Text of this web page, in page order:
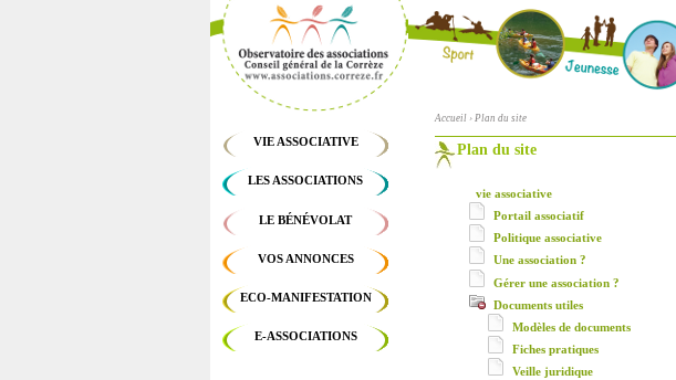
Vous êtes ici
Accueil › Plan du site
Plan du site
vie associative
Portail associatif
Politique associative
Une association ?
Gérer une association ?
Documents utiles
Modèles de documents
Fiches pratiques
Veille juridique
VIE ASSOCIATIVE
LES ASSOCIATIONS
LE BÉNÉVOLAT
VOS ANNONCES
ECO-MANIFESTATION
E-ASSOCIATIONS